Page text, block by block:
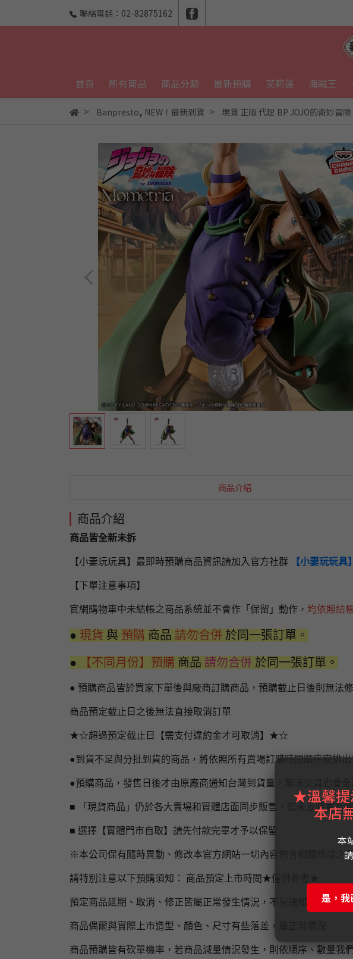
聯絡電話：02-82875162
首頁 所有商品 商品分類 最新預購 芙莉蓮 海賊王
Banpresto, NEW！最新到貨 現貨 正版 代理 BP JOJO的奇妙冒
商品介紹
商品介紹
商品皆全新未拆
【小妻玩玩具】最即時預購商品資訊請加入官方社群 【小妻玩玩
【下單注意事項】
官網購物車中未結帳之商品系統並不會作「保留」動作， 均依照結
● 現貨 與 預購 商品 請勿合併 於同一張訂單。
● 【不同月份】預購 商品 請勿合併 於同一張訂單。
● 預購商品皆於買家下單後與廠商訂購商品，預購截止日後則無法
商品預定截止日之後無法直接取消訂單
★☆超過預定截止日【需支付違約金才可取消】★☆
●到貨不足與分批到貨的商品，將依照所有賣場訂購時間順序安排
●預購商品，發售日後才由原廠商通知台灣到貨量，無法交貨也會全
■ 「現貨商品」仍於各大賣場和實體店面同步販售，若未及時更新
■ 選擇【實體門市自取】請先付款完畢才予以保留
※本公司保有隨時異動、修改本官方網站一切內容包含相關條款之
請特別注意以下預購須知： 商品預定上市時間★僅供參考★
預定商品延期、取消、修正皆屬正常發生情況，不另通知， 實際到
商品偶爾與實際上市造型、顏色、尺寸有些落差，屬正常情況
商品預購皆有砍單機率，若商品減量情況發生，則依順序、數量我
★溫馨提
本店
本
是，